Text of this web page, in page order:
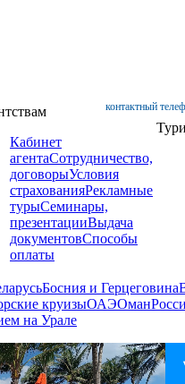
контактный
Кабинет
агентаСотрудничество,
договорыУсловия
страхованияРекламные
турыСеминары,
презентацииВыдача
документовСпособы
оплаты
Босния и Герцеговина
круизыОАЭОман
на Урале